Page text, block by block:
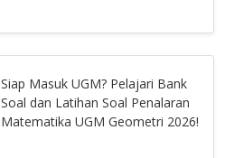
Siap Masuk UGM? Pelajari Bank
Soal dan Latihan Soal Penalaran
Matematika UGM Geometri 2026!